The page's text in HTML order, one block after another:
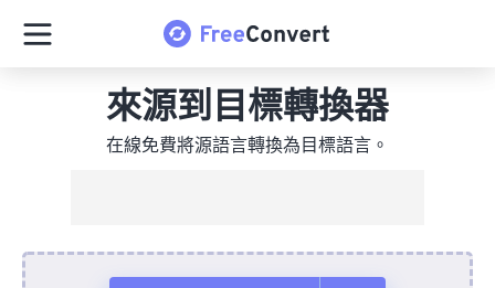
來源到目標轉換器
在線免費將源語言轉換為目標語言。